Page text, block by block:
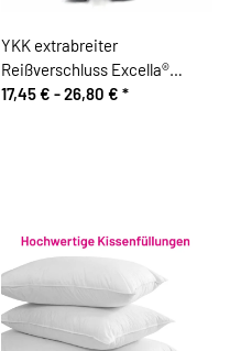
YKK extrabreiter
Reißverschluss Excella®
METALLZAHN, brüniert,
17,45 € -26,80 € *